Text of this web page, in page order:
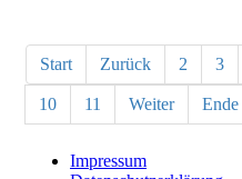
Start Zurück 2 3
10 11 Weiter Ende
Impressum